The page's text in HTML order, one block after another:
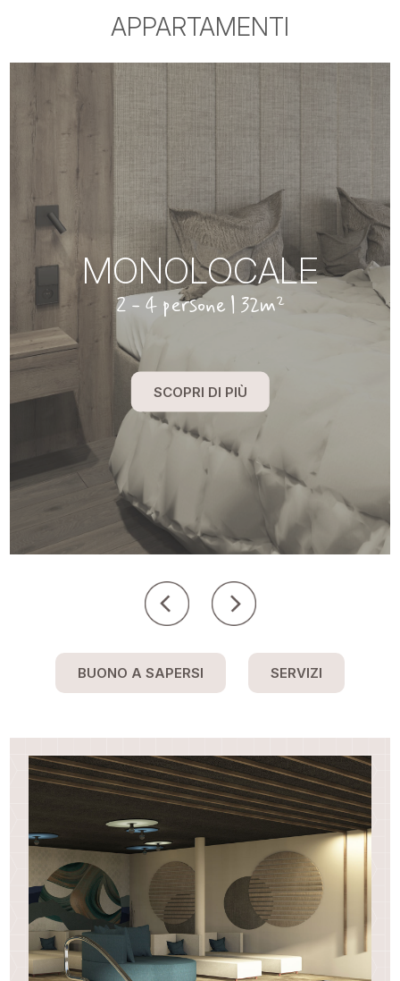
APPARTAMENTI
MONOLOCALE
2 - 4 persone | 32m²
SCOPRI DI PIÙ
BUONO A SAPERSI SERVIZI